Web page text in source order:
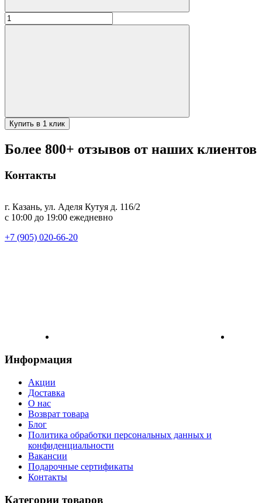
Количество
товара
Купить в 1 клик
Более 800+ отзывов от наших клиентов
Контакты
г. Казань, ул. Аделя Кутуя д. 116/2
с 10:00 до 19:00 ежедневно
+7 (905) 020-66-20
Информация
Акции
Доставка
О нас
Возврат товара
Блог
Политика обработки персональных данных и
конфиденциальности
Вакансии
Подарочные сертификаты
Контакты
Категории товаров